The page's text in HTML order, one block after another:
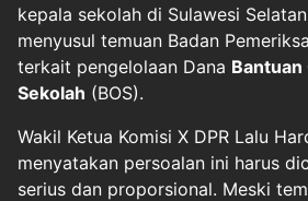
kepala sekolah di Sulawesi
menyusul temuan Badan
terkait pengelolaan Dana
Sekolah (BOS).
Wakil Ketua Komisi X DPR Lalu
menyatakan persoalan ini harus
serius dan proporsional. Meski